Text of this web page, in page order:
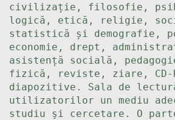
civilizație, filosofie,
logică, etică, religie,
statistică și demografie,
economie, drept,
asistență socială,
fizică, reviste, ziare, CD-
diapozitive. Sala de
utilizatorilor un mediu
studiu şi cercetare. O